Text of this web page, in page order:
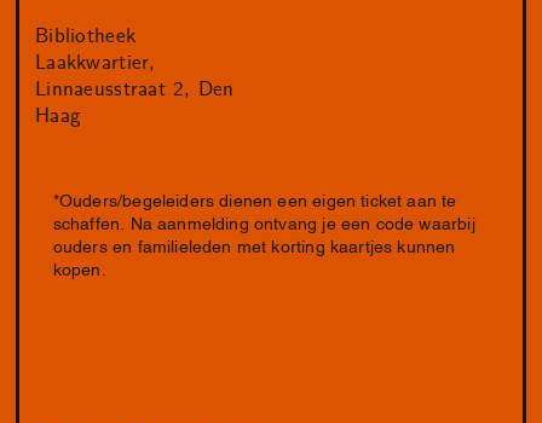
Bibliotheek
Laakkwartier,
Linnaeusstraat 2, Den
Haag
*Ouders/begeleiders dienen een eigen ticket aan te
schaffen. Na aanmelding ontvang je een code waarbij
ouders en familieleden met korting kaartjes kunnen
kopen.